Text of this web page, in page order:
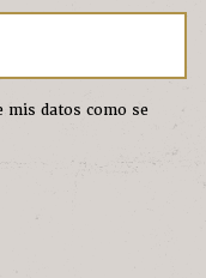
datos como se